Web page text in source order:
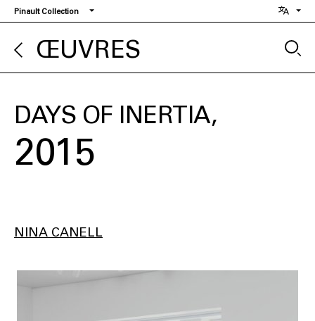
Aller
au
contenu
principal
Pinault Collection
ŒUVRES
DAYS OF INERTIA
2015
NINA CANELL